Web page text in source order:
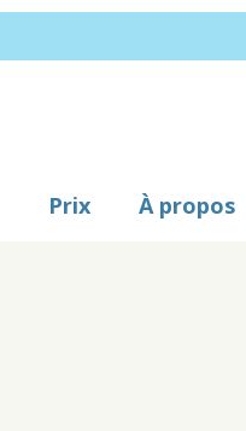
Prix À propos